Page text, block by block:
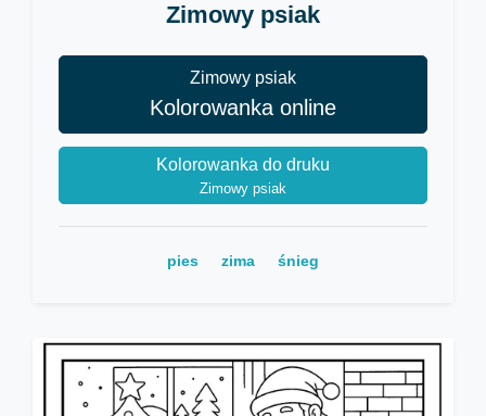
Zimowy psiak
Zimowy psiak
Kolorowanka online
Kolorowanka do druku
Zimowy psiak
pies zima śnieg